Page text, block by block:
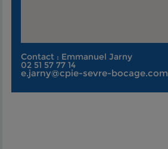
Contact : Emmanuel Jarny
02 51 57 77 14
e.jarny@cpie-sevre-bocage.com